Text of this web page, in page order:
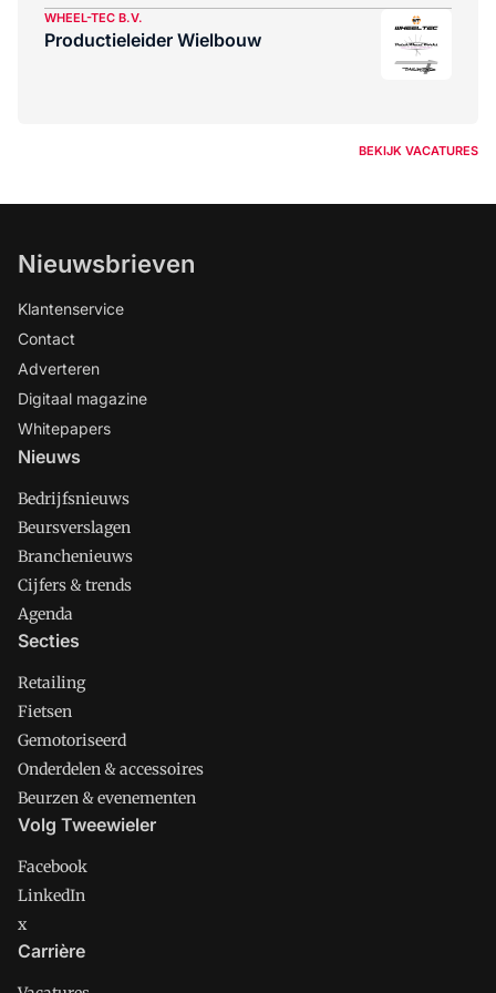
WHEEL-TEC B.V.
Productieleider Wielbouw
BEKIJK VACATURES
Nieuwsbrieven
Klantenservice
Contact
Adverteren
Digitaal magazine
Whitepapers
Nieuws
Bedrijfsnieuws
Beursverslagen
Branchenieuws
Cijfers & trends
Agenda
Secties
Retailing
Fietsen
Gemotoriseerd
Onderdelen & accessoires
Beurzen & evenementen
Volg Tweewieler
Facebook
LinkedIn
x
Carrière